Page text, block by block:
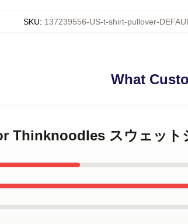
SKU: 137239556-US-t-shirt-pullover-
What
Thinknoodles スウェット